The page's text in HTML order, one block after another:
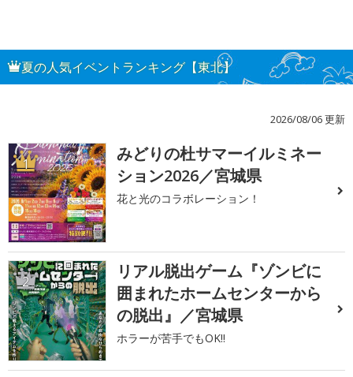
夏の人気イベントランキング【東北】
2026/08/06 更新
1
みどりの杜サマーイルミネー
ション2026／宮城県
花と光のコラボレーション！
2
リアル脱出ゲーム『ゾンビに
囲まれたホームセンターから
の脱出』／宮城県
ホラーが苦手でもOK!!